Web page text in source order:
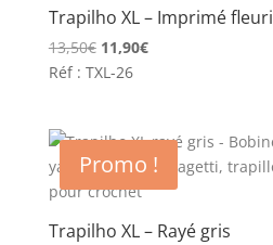
Trapilho XL – Imprimé fleuri
13,50€ Le
prix
13,50€.
11,90€Le
11,90€.
Réf : TXL-26
Promo !
Trapilho XL – Rayé gris